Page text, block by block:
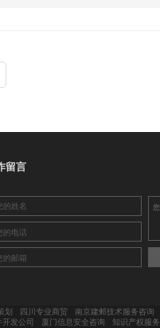
留言
划 四川专业商贸 南京建邺技术服务咨询
发公司 厦门信息安全咨询 知识产权服务